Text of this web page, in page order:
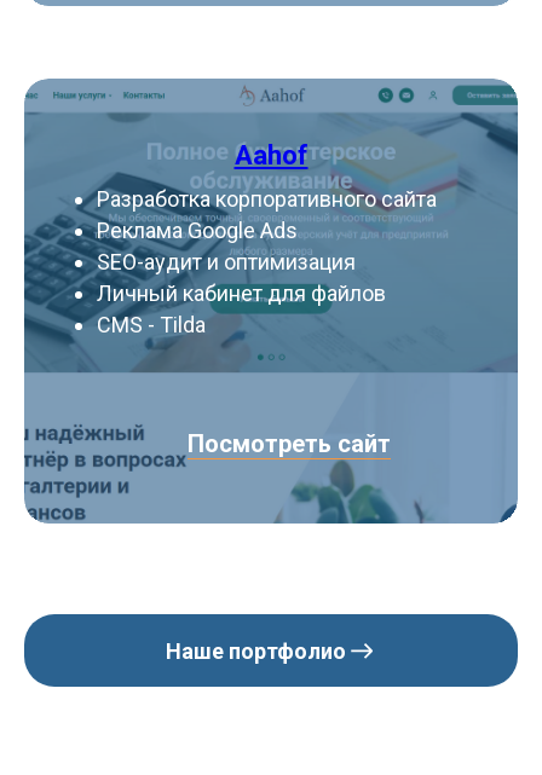
Aahof
Разработка корпоративного сайта
Реклама Google Ads
SEO-аудит и оптимизация
Личный кабинет для файлов
CMS - Tilda
Посмотреть сайт
Наше портфолио